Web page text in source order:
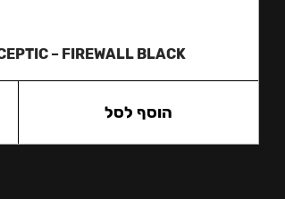
– FIREWALL BLACK
הוסף לסל